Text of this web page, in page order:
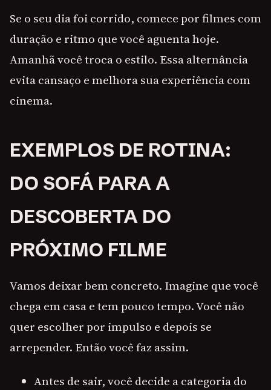
Se o seu dia foi corrido, comece por filmes com
duração e ritmo que você aguenta hoje.
Amanhã você troca o estilo. Essa alternância
evita cansaço e melhora sua experiência com
cinema.
EXEMPLOS DE ROTINA:
DO SOFÁ PARA A
DESCOBERTA DO
PRÓXIMO FILME
Vamos deixar bem concreto. Imagine que você
chega em casa e tem pouco tempo. Você não
quer escolher por impulso e depois se
arrepender. Então você faz assim.
Antes de sair, você decide a categoria do